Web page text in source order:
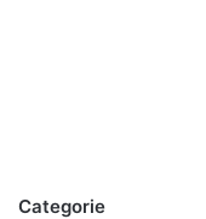
Categorie